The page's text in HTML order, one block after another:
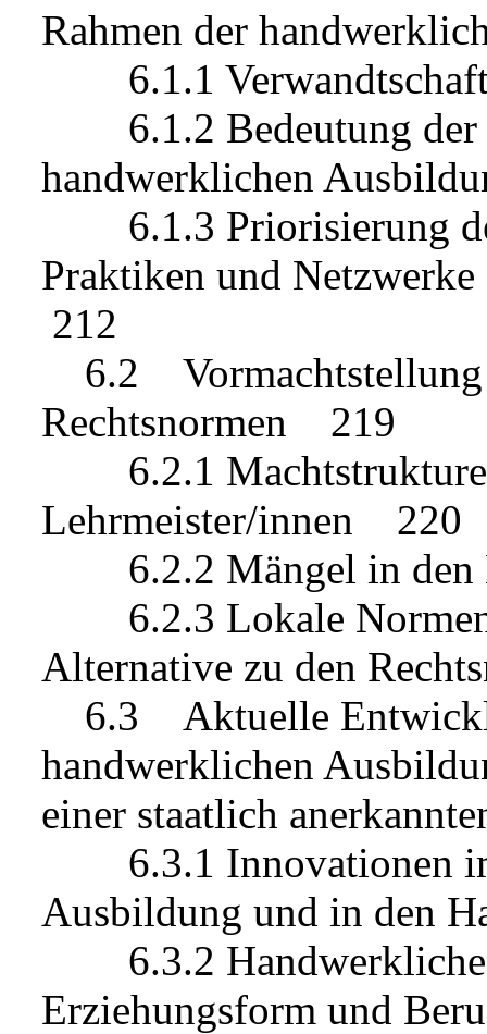
Rahmen der
6.1.1
6.1.2 Bedeutung der
handwerklichen
6.1.3 Priorisierung
Praktiken und
212
6.2 Vormachtstellung
Rechtsnormen 219
6.2.1
Lehrmeister/innen 220
6.2.2 Mängel in den
6.2.3 Lokale Normen
Alternative zu den
6.3 Aktuelle
handwerklichen
einer staatlich
6.3.1 Innovationen im
Ausbildung und in den
6.3.2 Handwerkliche
Erziehungsform und